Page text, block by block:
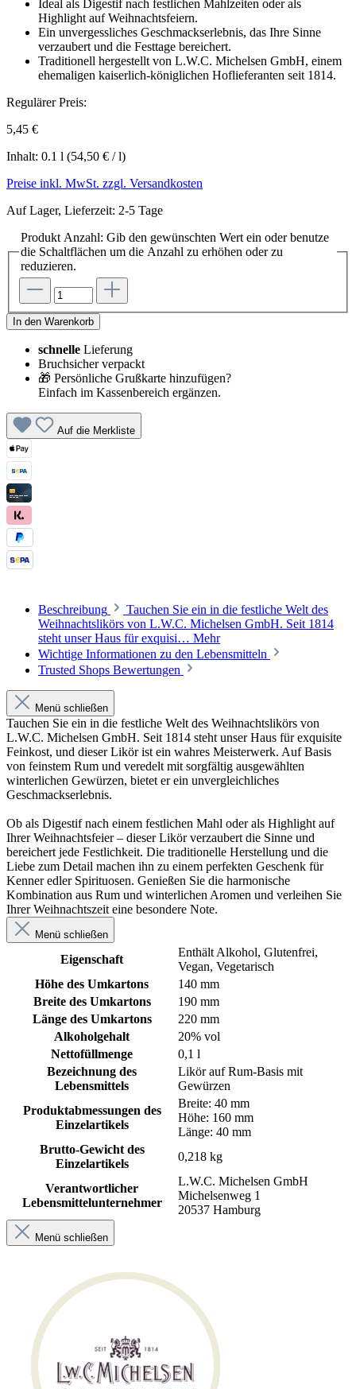
Ideal als Digestif nach festlichen Mahlzeiten oder als
Highlight auf Weihnachtsfeiern.
Ein unvergessliches Geschmackserlebnis, das Ihre Sinne
verzaubert und die Festtage bereichert.
Traditionell hergestellt von L.W.C. Michelsen GmbH, einem
ehemaligen kaiserlich-königlichen Hoflieferanten seit 1814.
Regulärer Preis:
5,45 €
Inhalt: 0.1 l (54,50 € / l)
Preise inkl. MwSt. zzgl. Versandkosten
Auf Lager, Lieferzeit: 2-5 Tage
Produkt Anzahl: Gib den gewünschten Wert ein oder benutze
die Schaltflächen um die Anzahl zu erhöhen oder zu
reduzieren.
In den Warenkorb
schnelle Lieferung
Bruchsicher verpackt
🎁 Persönliche Grußkarte hinzufügen?
Einfach im Kassenbereich ergänzen.
Auf die Merkliste
Beschreibung
Tauchen Sie ein in die festliche Welt des
Weihnachtslikörs von L.W.C. Michelsen GmbH. Seit 1814
steht unser Haus für exquisi… Mehr
Wichtige Informationen zu den Lebensmitteln
Trusted Shops Bewertungen
Menü schließen
Tauchen Sie ein in die festliche Welt des Weihnachtslikörs von
L.W.C. Michelsen GmbH. Seit 1814 steht unser Haus für exquisite
Feinkost, und dieser Likör ist ein wahres Meisterwerk. Auf Basis
von feinstem Rum und veredelt mit sorgfältig ausgewählten
winterlichen Gewürzen, bietet er ein unvergleichliches
Geschmackserlebnis.
Ob als Digestif nach einem festlichen Mahl oder als Highlight auf
Ihrer Weihnachtsfeier – dieser Likör verzaubert die Sinne und
bereichert jede Festlichkeit. Die traditionelle Herstellung und die
Liebe zum Detail machen ihn zu einem perfekten Geschenk für
Kenner edler Spirituosen. Genießen Sie die harmonische
Kombination aus Rum und winterlichen Aromen und verleihen Sie
Ihrer Weihnachtszeit eine besondere Note.
Menü schließen
Eigenschaft
Enthält Alkohol, Glutenfrei,
Vegan, Vegetarisch
Höhe des Umkartons
140 mm
Breite des Umkartons
190 mm
Länge des Umkartons
220 mm
Alkoholgehalt
20% vol
Nettofüllmenge
0,1 l
Bezeichnung des
Lebensmittels
Likör auf Rum-Basis mit
Gewürzen
Produktabmessungen des
Einzelartikels
Breite: 40 mm
Höhe: 160 mm
Länge: 40 mm
Brutto-Gewicht des
Einzelartikels
0,218 kg
Verantwortlicher
Lebensmittelunternehmer
L.W.C. Michelsen GmbH
Michelsenweg 1
20537 Hamburg
Menü schließen